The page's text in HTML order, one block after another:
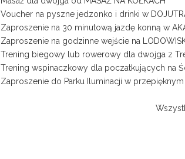
Voucher na pyszne jedzonko i drinki w
Zaproszenie na 30 minutową jazdę konną w
Zaproszenie na godzinne wejście na
Trening biegowy lub rowerowy dla dwojga z
Trening wspinaczkowy dla poczatkujących na
Zaproszenie do Parku Iluminacji w przepięknym